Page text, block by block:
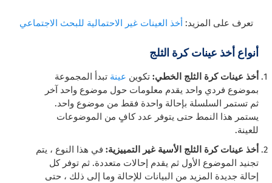
تعرف على المزيد: أخذ العينات غير الاحتمالية للبحث الاجتماعي
أنواع أخذ عينات كرة الثلج
أخذ عينات كرة الثلج الخطي: تكوين عينة تبدأ المجموعة
بموضوع فردي واحد يقدم معلومات حول موضوع واحد آخر
ثم تستمر السلسلة بإحالة واحدة فقط من موضوع واحد.
يستمر هذا النمط حتى يتوفر عدد كافٍ من الموضوعات
للعينة.
أخذ عينات كرة الثلج الأسية غير التمييزية: في هذا النوع ، يتم
تجنيد الموضوع الأول ثم يقدم إحالات متعددة. ثم توفر كل
إحالة جديدة المزيد من البيانات للإحالة وما إلى ذلك ، حتى